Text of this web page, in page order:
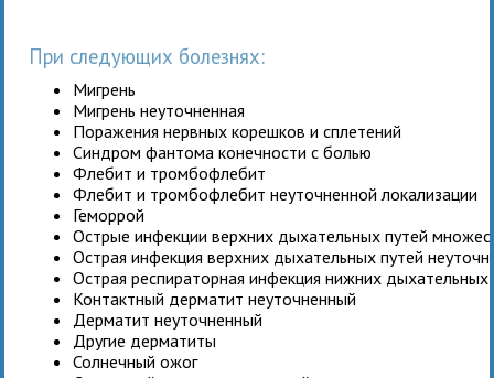
При следующих болезнях:
Мигрень
Мигрень неуточненная
Поражения нервных корешков и сплетений
Синдром фантома конечности с болью
Флебит и тромбофлебит
Флебит и тромбофлебит неуточненной локализации
Геморрой
Острые инфекции верхних дыхательных путей
Острая инфекция верхних дыхательных путей
Острая респираторная инфекция нижних дыхательных
Контактный дерматит неуточненный
Дерматит неуточненный
Другие дерматиты
Солнечный ожог